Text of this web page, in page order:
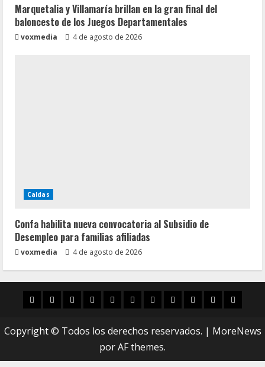
Marquetalia y Villamaría brillan en la gran final del
baloncesto de los Juegos Departamentales
voxmedia 4 de agosto de 2026
Caldas
Confa habilita nueva convocatoria al Subsidio de
Desempleo para familias afiliadas
voxmedia 4 de agosto de 2026
InicioCaldasManizales
PolíticaMunicipios
Vías
ZonaCaricatura
ConarteCrónicas
Copyright © Todos los derechos reservados. | MoreNews
por AF themes.